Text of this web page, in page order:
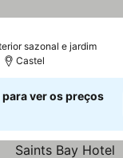
sazonal e jardim
Castel
ver os preços